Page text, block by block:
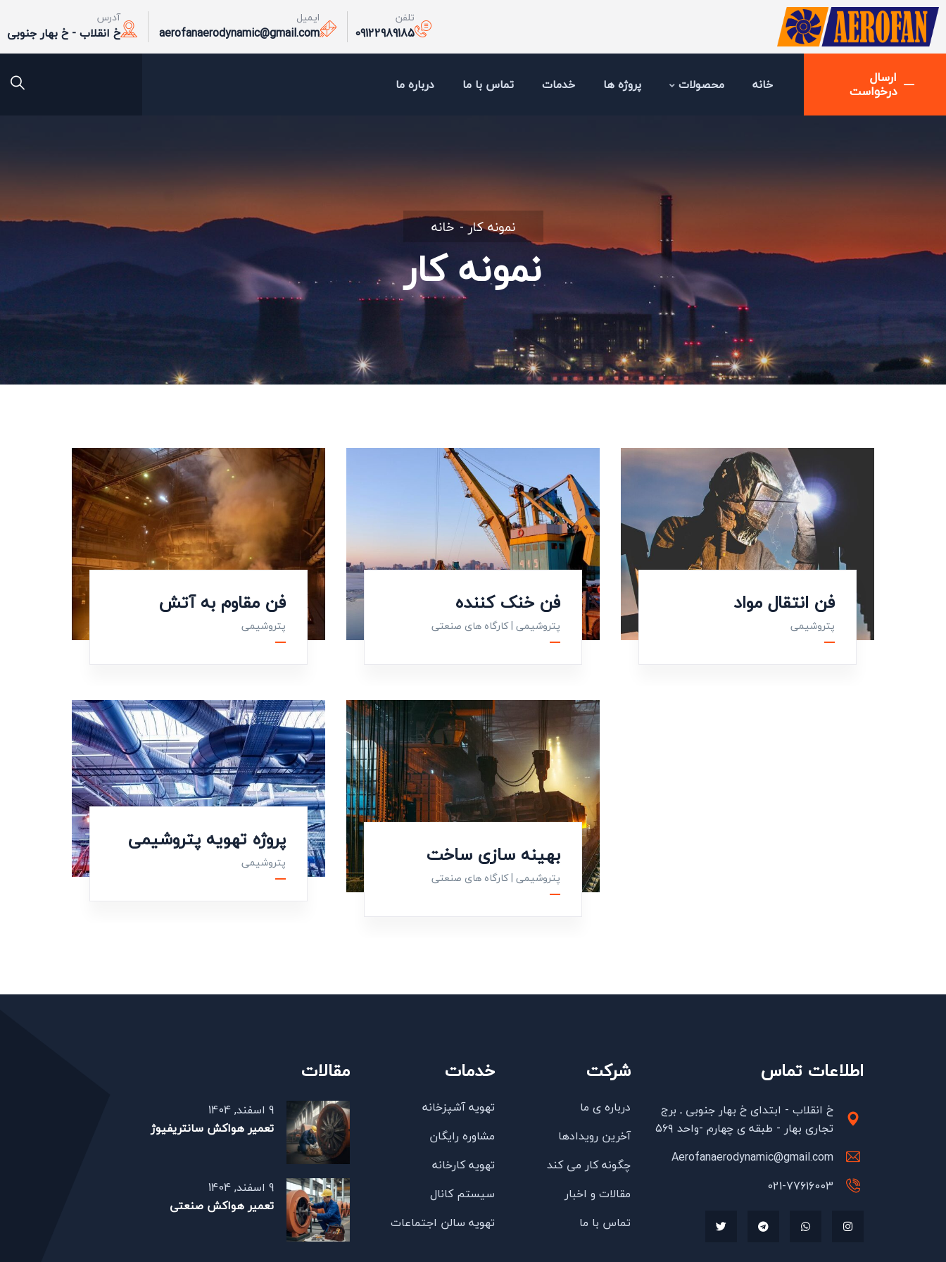
تلفن
09122989185
ایمیل
aerofanaerodynamic@gmail.com
آدرس
خ انقلاب - خ بهار جنوبی
ارسال
درخواست خانه محصولات پروژه ها خدمات تماس با ما درباره ما
خانه نمونه کار
نمونه کار
فن مقاوم به آتش
پتروشیمی
فن خنک کننده
پتروشیمی |کارگاه های صنعتی
فن انتقال مواد
پتروشیمی
پروژه تهویه پتروشیمی
پتروشیمی بهینه سازی ساخت
پتروشیمی |کارگاه های صنعتی
اطلاعات تماس
خ انقلاب - ابتدای خ بهار جنوبی ـ برج
تجاری بهار - طبقه ی چهارم -واحد ۵۶۹
Aerofanaerodynamic@gmail.com
021-77616003
شرکت
درباره ی ما
آخرین رویدادها
چگونه کار می کند
مقالات و اخبار
تماس با ما
خدمات
تهویه آشپزخانه
مشاوره رایگان
تهویه کارخانه
سیستم کانال
تهویه سالن اجتماعات
مقالات
9 اسفند, 1404
تعمیر هواکش سانتریفیوژ
9 اسفند, 1404
تعمیر هواکش صنعتی